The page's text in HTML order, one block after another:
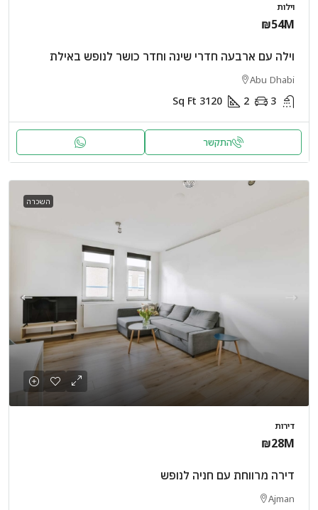
וילות
₪54M
וילה עם ארבעה חדרי שינה וחדר כושר לנופש באילת
Abu Dhabi
3
2
3120
Sq Ft
התקשר
השכרה
דירות
₪28M
דירה מרווחת עם חניה לנופש
Ajman